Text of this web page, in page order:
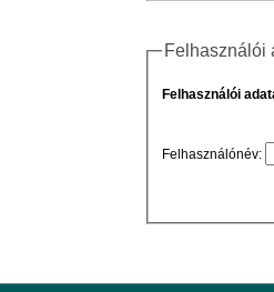
Felhasználói
Felhasználói
Felhasználónév: